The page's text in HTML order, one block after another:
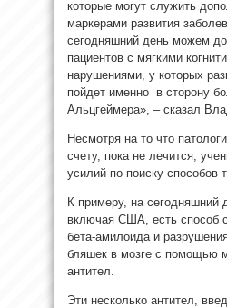
которые могут служить
маркерами развития
сегодняшний день можем
пациентов с мягкими
нарушениями, у которых
пойдет именно в сторону
Альцгеймера», – сказал
Несмотря на то что
счету, пока не лечится,
усилий по поиску способов
К примеру, на сегодняшний
включая США, есть способ
бета-амилоида и
бляшек в мозге с помощью
антител.
Эти несколько антител,